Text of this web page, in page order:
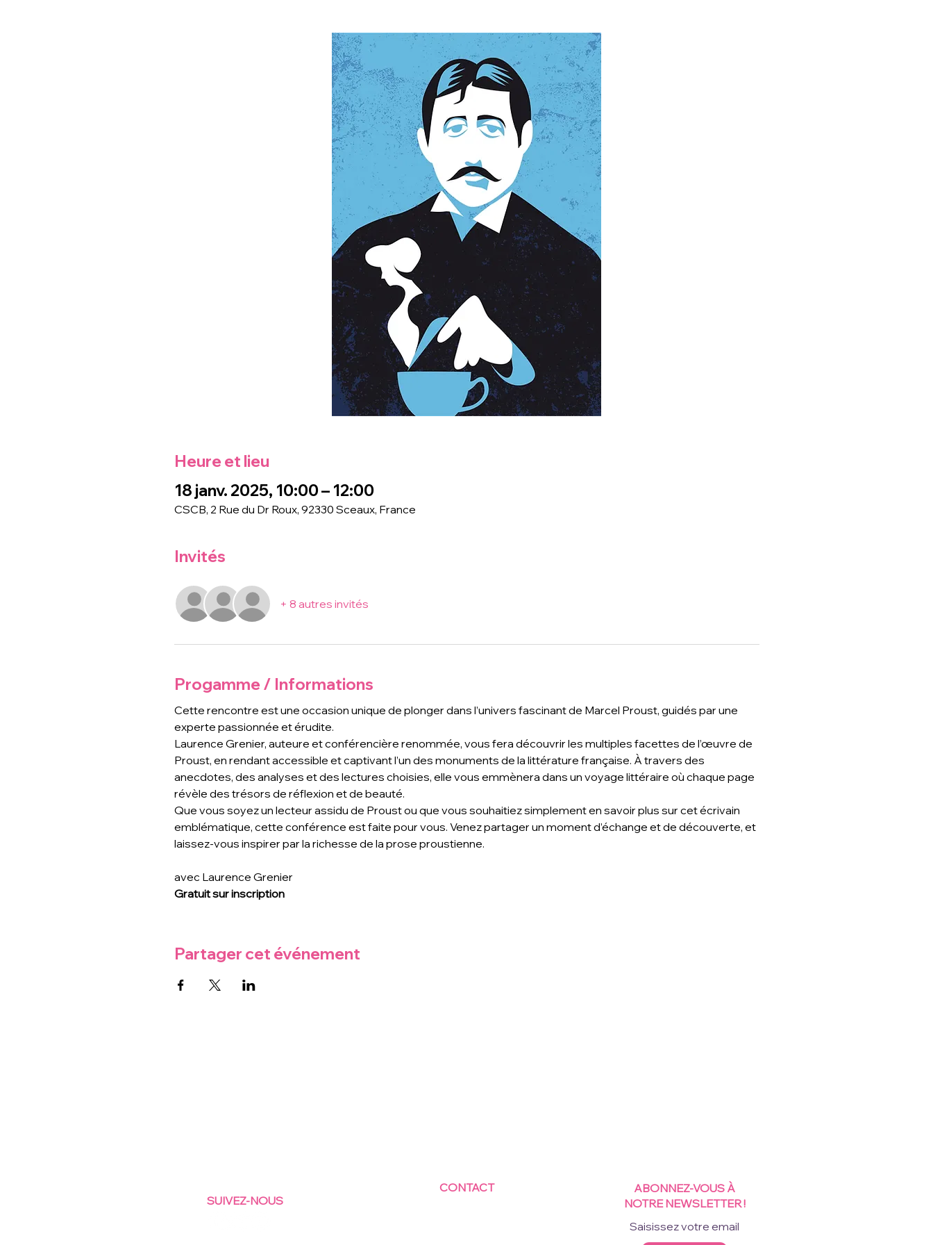
Heure et lieu
18 janv. 2025, 10:00 – 12:00
CSCB, 2 Rue du Dr Roux, 92330 Sceaux, France
Invités
+ 8 autres invités
Progamme / Informations
Cette rencontre est une occasion unique de plonger dans l’univers fascinant de Marcel Proust, guidés par une
experte passionnée et érudite.
Laurence Grenier, auteure et conférencière renommée, vous fera découvrir les multiples facettes de l’œuvre de
Proust, en rendant accessible et captivant l’un des monuments de la littérature française. À travers des
anecdotes, des analyses et des lectures choisies, elle vous emmènera dans un voyage littéraire où chaque page
révèle des trésors de réflexion et de beauté.
Que vous soyez un lecteur assidu de Proust ou que vous souhaitiez simplement en savoir plus sur cet écrivain
emblématique, cette conférence est faite pour vous. Venez partager un moment d’échange et de découverte, et
laissez-vous inspirer par la richesse de la prose proustienne.
avec Laurence Grenier
Gratuit sur inscription
Partager cet événement
SUIVEZ-NOUS
CONTACT
ABONNEZ-VOUS À
NOTRE NEWSLETTER !